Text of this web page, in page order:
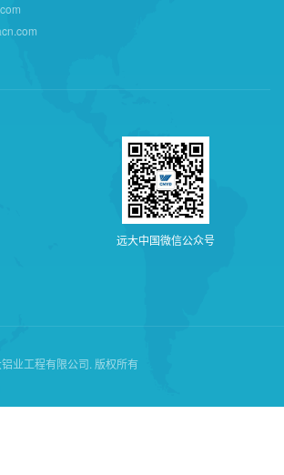
远大中 国微信公众号
业工程有限公司. 版权所有